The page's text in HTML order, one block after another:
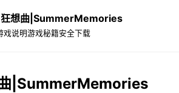
想曲|SummerMemories
戏说明游戏秘籍安全下载
|SummerMemories